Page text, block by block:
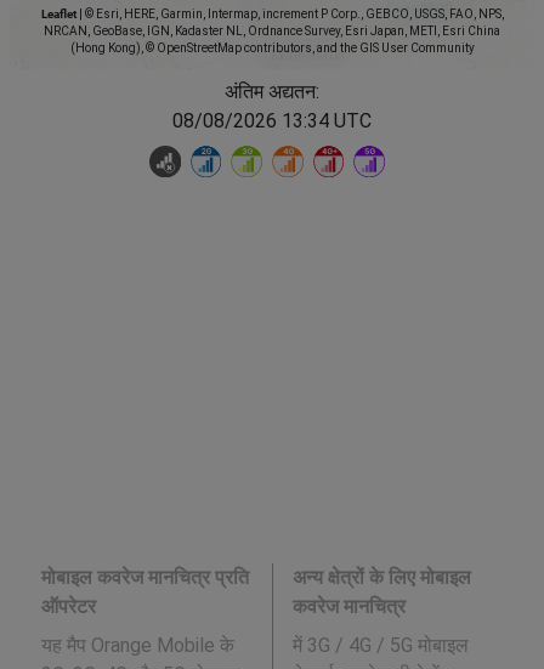
Leaflet
© Esri, HERE, Garmin, Intermap, increment P Corp., GEBCO, USGS, FAO, NPS,
NRCAN, GeoBase, IGN, Kadaster NL, Ordnance Survey, Esri Japan, METI, Esri China
(Hong Kong), © OpenStreetMap contributors, and the GIS User Community
अंतिम अद्यतन:
08/08/2026 13:34 UTC
मोबाइल कवरेज मानचित्र प्रति
ऑपरेटर
यह मैप Orange Mobile के
अन्य क्षेत्रों के लिए मोबाइल
कवरेज मानचित्र
में 3G / 4G / 5G मोबाइल